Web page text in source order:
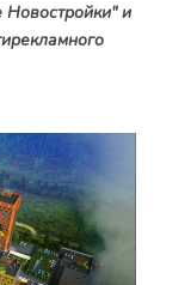
Новостройки" и